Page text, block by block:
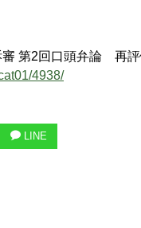
第2回口頭弁論 再評
4938/
LINE